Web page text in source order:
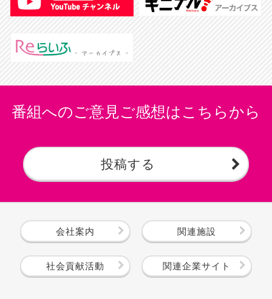
番組へのご意見ご感想はこちらから
投稿する
会社案内 関連施設
社会貢献活動 関連企業サイト